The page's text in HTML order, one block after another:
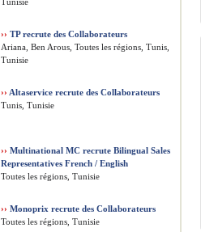
›› TP recrute des Collaborateurs
Ariana, Ben Arous, Toutes les régions, Tunis,
Tunisie
›› Altaservice recrute des Collaborateurs
Tunis, Tunisie
›› Multinational MC recrute Bilingual Sales
Representatives French / English
Toutes les régions, Tunisie
›› Monoprix recrute des Collaborateurs
Toutes les régions, Tunisie